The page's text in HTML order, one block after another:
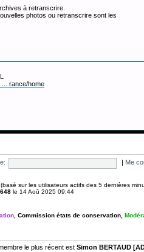
à retranscrire.
photos ou retranscrire sont les
... rance/home
Me
sur les utilisateurs actifs des 5 dernières
le 14 Aoû 2025 09:44
Commission états de conservation
le plus récent est Simon BERTAUD